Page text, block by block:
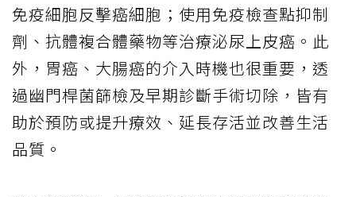
免疫細胞反擊癌細胞；使用免疫檢查點抑制
劑、抗體複合體藥物等治療泌尿上皮癌。此
外，胃癌、大腸癌的介入時機也很重要，透
過幽門桿菌篩檢及早期診斷手術切除，皆有
助於預防或提升療效、延長存活並改善生活
品質。